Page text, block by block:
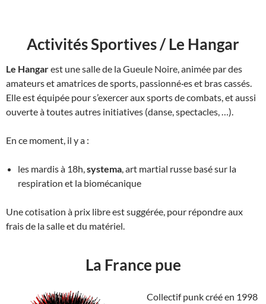
Activités Sportives / Le Hangar
Le Hangarest une salle de la Gueule Noire, animée par des
amateurs et amatrices de sports, passionné·es et bras cassés.
Elle est équipée pour s’exercer aux sports de combats, et aussi
ouverte à toutes autres initiatives (danse, spectacles, …).
En ce moment, il y a :
les mardis à 18h, systema , art martial russe basé sur la
respiration et la biomécanique
Une cotisation à prix libre est suggérée, pour répondre aux
frais de la salle et du matériel.
La France pue
Collectif punk créé en 1998